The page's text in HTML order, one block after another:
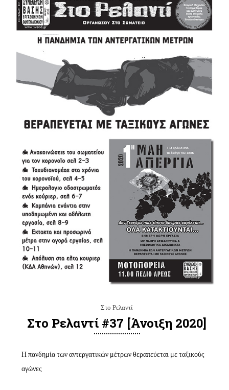
Στο Ρελαντί
Στο Ρελαντί #37 [άνοιξη 2020]
Η πανδημία των αντεργατικών μέτρων θεραπεύεται με ταξικούς
αγώνες